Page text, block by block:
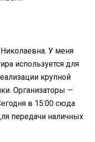
У меня
используется для
крупной
Организаторы —
в 15:00 сюда
передачи наличных